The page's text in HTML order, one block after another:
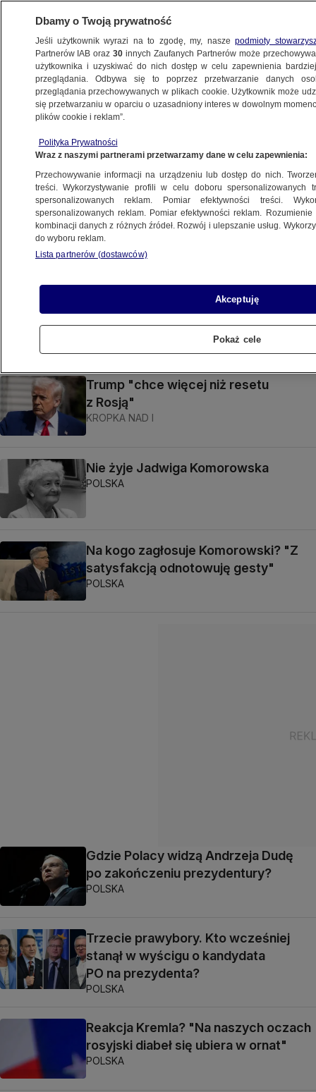
BRONISŁAW KOMOROWSKI
Nie będzie Chanuki w Pałacu
Prezydenckim? Ambasador USA
reaguje
POLSKA
Weta Nawrockiego. Tak wypada na tle
swoich poprzedników
Nowe prace byłych prezydentów.
Nie tylko Andrzej Duda szedł
do biznesu
Trump "chce więcej niż resetu
z Rosją"
KROPKA NAD I
Nie żyje Jadwiga Komorowska
POLSKA
Na kogo zagłosuje Komorowski? "Z
satysfakcją odnotowuję gesty"
POLSKA
Gdzie Polacy widzą Andrzeja Dudę
po zakończeniu prezydentury?
POLSKA
Trzecie prawybory. Kto wcześniej
stanął w wyścigu o kandydata
PO na prezydenta?
POLSKA
Reakcja Kremla? "Na naszych oczach
rosyjski diabeł się ubiera w ornat"
POLSKA
Dbamy o Twoją prywatność
Jeśli użytkownik wyrazi na to zgodę, my, naszepodmioty
Partnerów IAB oraz30 innych Zaufanych Partnerów może
użytkownika i uzyskiwać do nich dostęp w celu zapewnienia
przeglądania. Odbywa się to poprzez przetwarzanie danych
przeglądania przechowywanych w plikach cookie. Użytkownik może
się przetwarzaniu w oparciu o uzasadniony interes w dowolnym
plików cookie i reklam”.
Polityka Prywatności
Wraz z naszymi partnerami przetwarzamy dane w celu zapewnienia:
Przechowywanie informacji na urządzeniu lub dostęp do nich.
treści. Wykorzystywanie profili w celu doboru spersonalizowanych
spersonalizowanych reklam. Pomiar efektywności treści.
spersonalizowanych reklam. Pomiar efektywności reklam.
kombinacji danych z różnych źródeł. Rozwój i ulepszanie usług.
do wyboru reklam.
Lista partnerów (dostawców)
Akceptuję
Pokaż cele